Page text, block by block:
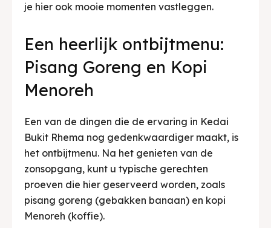
je hier ook mooie momenten vastleggen.
Een heerlijk ontbijtmenu:
Pisang Goreng en Kopi
Menoreh
Een van de dingen die de ervaring in Kedai
Bukit Rhema nog gedenkwaardiger maakt, is
het ontbijtmenu. Na het genieten van de
zonsopgang, kunt u typische gerechten
proeven die hier geserveerd worden, zoals
pisang goreng (gebakken banaan) en kopi
Menoreh (koffie).